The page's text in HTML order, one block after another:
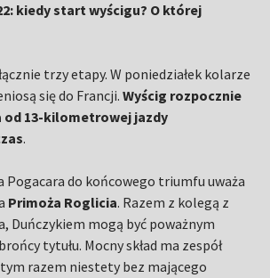
kiedy start wyścigu? O której
trzy etapy. W poniedziałek kolarze
się do Francji.Wyścig rozpocznie
od 13-kilometrowej jazdy
.
Pogacara do końcowego triumfu uważa
Primoża Roglicia. Razem z kolegą z
Duńczykiem mogą być poważnym
tytułu. Mocny skład ma zespół
razem niestety bez mającego